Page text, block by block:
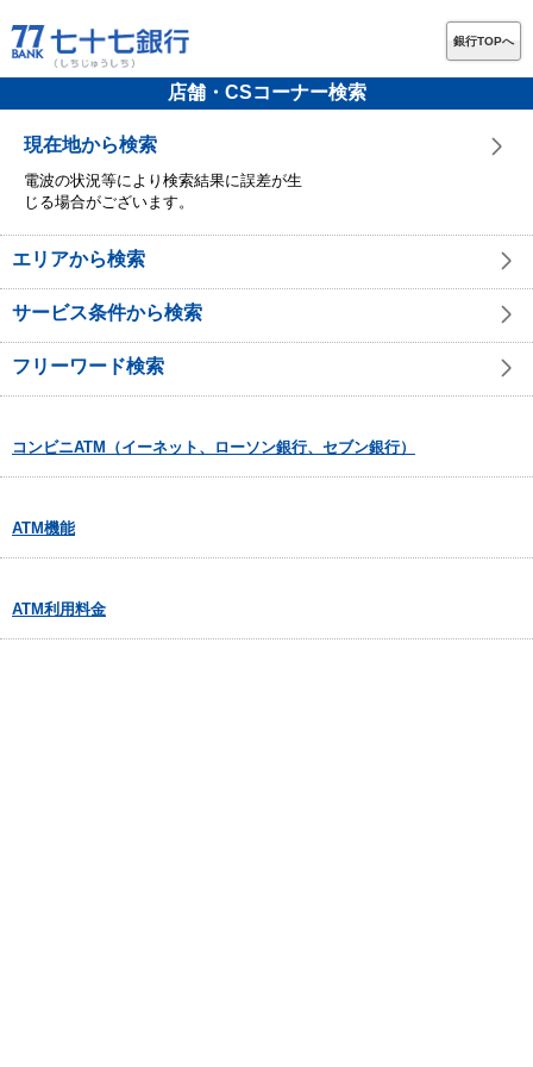
銀行TOPへ
店舗・CSコーナー検索
現在地から検索
電波の状況等により検索結果に誤差が生
じる場合がございます。
エリアから検索
サービス条件から検索
フリーワード検索
コンビニATM（イーネット、ローソン銀行、セブン銀行）
ATM機能
ATM利用料金